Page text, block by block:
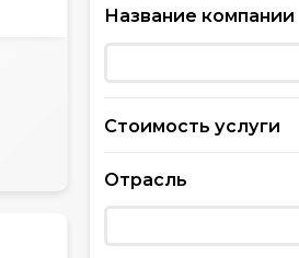
Название компании
Стоимость услуги
Отрасль